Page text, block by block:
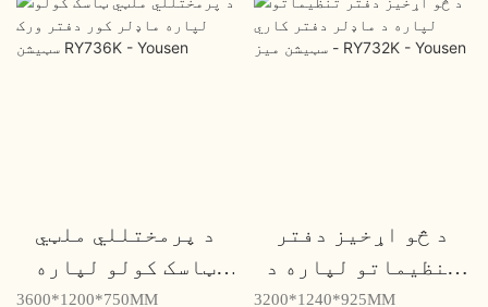
د پرمختللي ملټي
ټاسک کولو لپاره
ماډلر کور دفتر ورک
3600*1200*750MM
د څو اړخیز دفتر
تنظیماتو لپاره د
ماډلر دفتر کاري
3200*1240*925MM